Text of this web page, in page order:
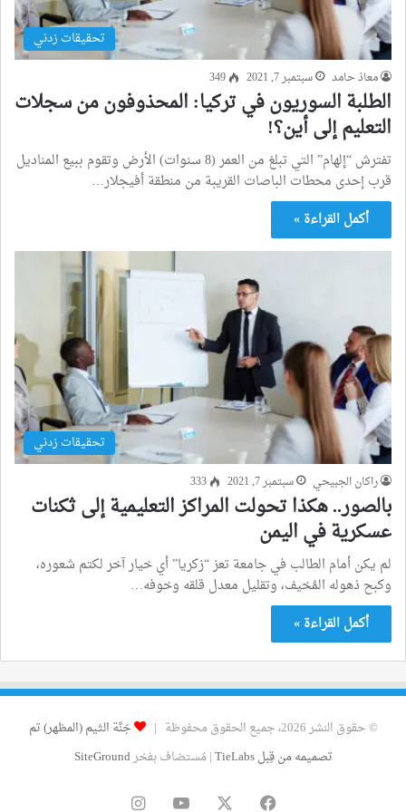
تحقيقات زدني
معاذ حامد سبتمبر 7, 2021 349
الطلبة السوريون في تركيا: المحذوفون من سجلات
التعليم إلى أين؟!
تفترش “إلهام” التي تبلغ من العمر (8 سنوات) الأرض وتقوم ببيع المناديل
قرب إحدى محطات الباصات القريبة من منطقة أفيجلار…
أكمل القراءة »
تحقيقات زدني
راكان الجبيحي سبتمبر 7, 2021 333
بالصور.. هكذا تحولت المراكز التعليمية إلى ثكنات
عسكرية في اليمن
لم يكن أمام الطالب في جامعة تعز “زكريا” أي خيار آخر لكتم شعوره،
وكبح ذهوله المُخيف، وتقليل معدل قلقه وخوفه…
أكمل القراءة »
© حقوق النشر 2026، جميع الحقوق محفوظة |
جَنَّة الثيم (المظهر) تم
تصميمه من قِبل TieLabs
| مُستضاف بفخرSiteGround
فيسبوك ‫YouTube